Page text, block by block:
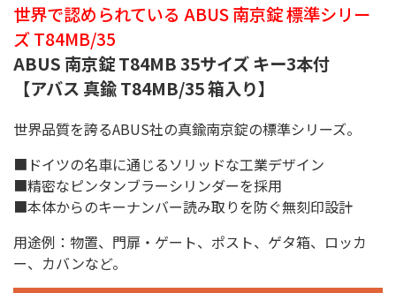
世界で認められている ABUS 南京錠 標準シリー
ズ T84MB/35
ABUS 南京錠 T84MB 35サイズ キー3本付
【アバス 真鍮 T84MB/35 箱入り】
世界品質を誇るABUS社の真鍮南京錠の標準シリーズ。
■ドイツの名車に通じるソリッドな工業デザイン
■精密なピンタンブラーシリンダーを採用
■本体からのキーナンバー読み取りを防ぐ無刻印設計
用途例：物置、門扉・ゲート、ポスト、ゲタ箱、ロッカ
ー、カバンなど。